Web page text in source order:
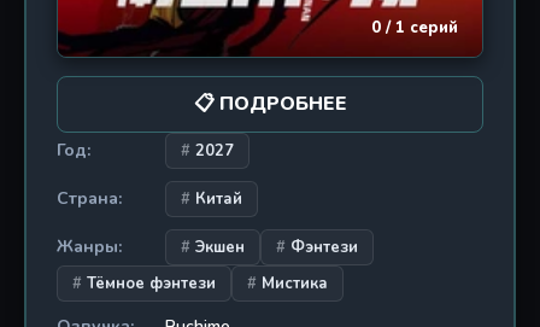
жанре мистического хоррора, наполненное
элементами китайского фольклора,
Каждая серия раскрывает новый слой загадки,
балансируя на грани между реальностью и
потусторонним миром. Готовы ли вы узнать, что
скрывается под бумажным одеянием?
0 / 1 серий
📋 ПОДРОБНЕЕ
Год: 2027
Страна: Китай
Жанры: Экшен
Фэнтези
Тёмное фэнтези
Мистика